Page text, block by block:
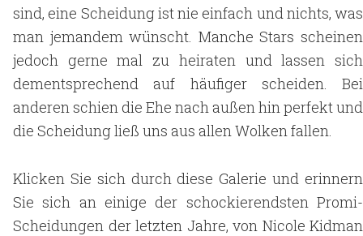
sind, eine Scheidung ist nie einfach und nichts, was
man jemandem wünscht. Manche Stars scheinen
jedoch gerne mal zu heiratenund lassen sich
dementsprechend auf häufiger scheiden. Bei
anderen schien die Ehe nach außen hin perfekt und
die Scheidung ließ uns aus allen Wolken fallen.
Klicken Sie sich durch diese Galerie und erinnern
Sie sich an einige der schockierendsten Promi-
Scheidungen der letzten Jahre, von Nicole Kidman